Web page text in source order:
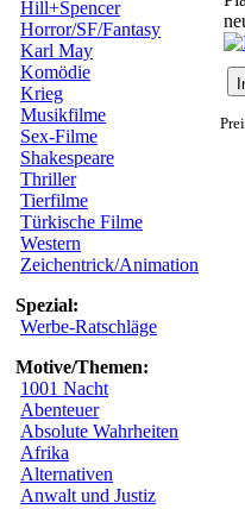
Hill+Spencer
Horror/SF/Fantasy
Karl May
Komödie
Krieg
Musikfilme
Sex-Filme
Shakespeare
Thriller
Tierfilme
Türkische Filme
Western
Zeichentrick/Animation
Spezial:
Werbe-Ratschläge
Motive/Themen:
1001 Nacht
Abenteuer
Absolute Wahrheiten
Afrika
Alternativen
Anwalt und Justiz